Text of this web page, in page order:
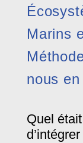
Marins
nous
Quel